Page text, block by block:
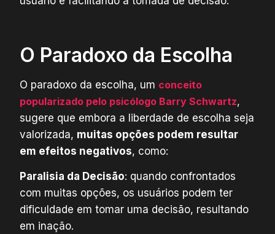
O Paradoxo da Escolha
O paradoxo da escolha, um conceito
popularizado pelo psicólogo Barry Schwartz,
sugere que embora a liberdade de escolha seja
valorizada, muitas opções podem resultar
em efeitos negativos, como:
Paralisia da Decisão: quando confrontados
com muitas opções, os usuários podem ter
dificuldade em tomar uma decisão, resultando
em inação.